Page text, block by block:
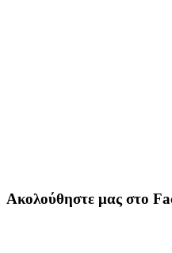
Ακολούθηστε μας στο